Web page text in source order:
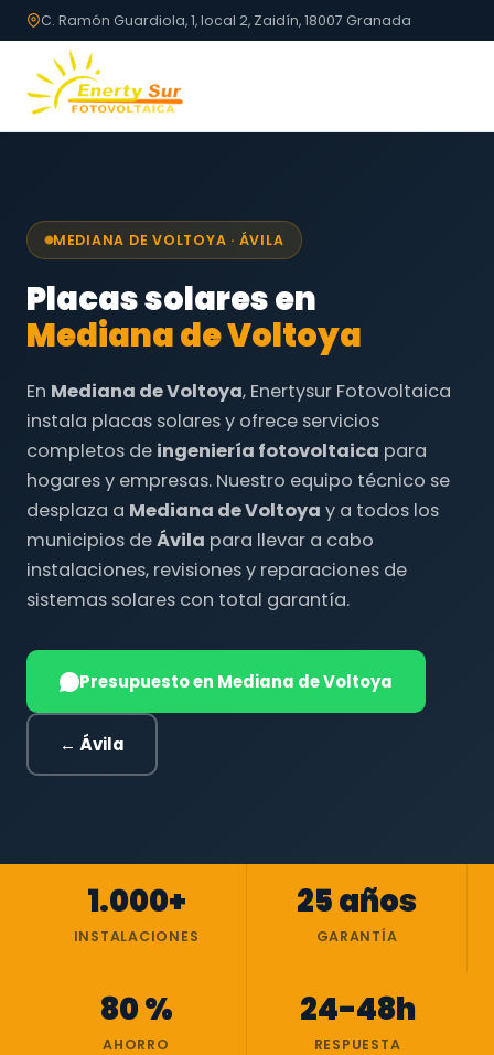
C. Ramón Guardiola, 1, local 2, Zaidín, 18007 Granada
MEDIANA DE VOLTOYA · ÁVILA
Placas solares en
Mediana de Voltoya
En Mediana de Voltoya, Enertysur Fotovoltaica
instala placas solares y ofrece servicios
completos de ingeniería fotovoltaica para
hogares y empresas. Nuestro equipo técnico se
desplaza a Mediana de Voltoya y a todos los
municipios deÁvila para llevar a cabo
instalaciones, revisiones y reparaciones de
sistemas solares con total garantía.
Presupuesto en Mediana de Voltoya
← Ávila
1.000+
INSTALACIONES
25 años
GARANTÍA
80 %
AHORRO
24-48h
RESPUESTA